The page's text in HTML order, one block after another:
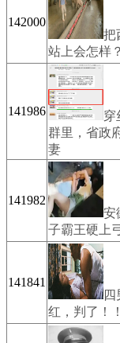
142000
把
站上会怎样？
141986
穿
群里，省政
妻
141982
安
子霸王硬上
141841
红，判了！！